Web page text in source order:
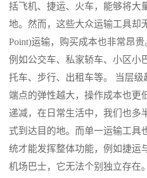
括飞机、捷运、火车，能够将大
地。然而，这些大众运输工具却
Point)运输，购买成本也非常昂
例如公交车、私家轿车、小区小
托车、步行、出租车等。 当层
端点的弹性越大，操作成本也更
递减，在日常生活中，我们也多
式到达目的地。而单一运输工具
统才能发挥整体功能，例如捷运
机场巴士，它无法个别独立存在